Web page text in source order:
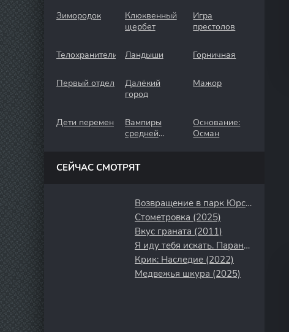
Зимородок
Клюквенный
щербет
Игра
престолов
Телохранители Ландыши Горничная
Первый отдел
Далёкий
город
Мажор
Дети перемен
Вампиры
средней
Основание:
Осман
СЕЙЧАС СМОТРЯТ
Возвращение в парк Юрского периода (2025)
Стометровка (2025)
Вкус граната (2011)
Я иду тебя искать. Паранойя (2021)
Крик: Наследие (2022)
Медвежья шкура (2025)